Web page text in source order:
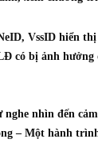
VssID hiển
có bị ảnh hưởng
nghe nhìn đến
– Một hành